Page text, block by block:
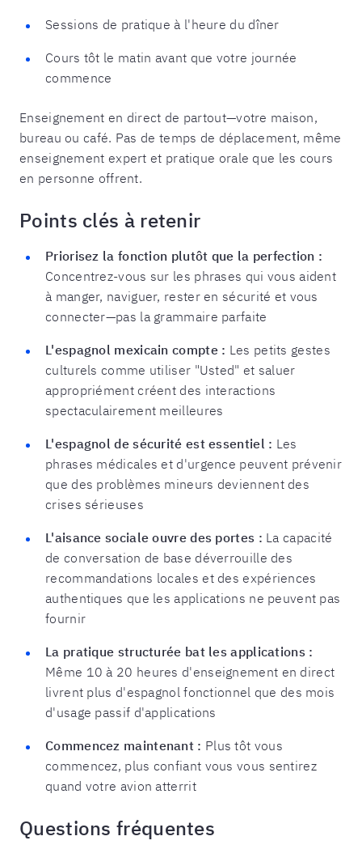
Sessions de pratique à l'heure du dîner
Cours tôt le matin avant que votre journée
commence
Enseignement en direct de partout—votre maison,
bureau ou café. Pas de temps de déplacement, même
enseignement expert et pratique orale que les cours
en personne offrent.
Points clés à retenir
Priorisez la fonction plutôt que la perfection :
Concentrez-vous sur les phrases qui vous aident
à manger, naviguer, rester en sécurité et vous
connecter—pas la grammaire parfaite
L'espagnol mexicain compte : Les petits gestes
culturels comme utiliser "Usted" et saluer
appropriément créent des interactions
spectaculairement meilleures
L'espagnol de sécurité est essentiel : Les
phrases médicales et d'urgence peuvent prévenir
que des problèmes mineurs deviennent des
crises sérieuses
L'aisance sociale ouvre des portes : La capacité
de conversation de base déverrouille des
recommandations locales et des expériences
authentiques que les applications ne peuvent pas
fournir
La pratique structurée bat les applications :
Même 10 à 20 heures d'enseignement en direct
livrent plus d'espagnol fonctionnel que des mois
d'usage passif d'applications
Commencez maintenant : Plus tôt vous
commencez, plus confiant vous vous sentirez
quand votre avion atterrit
Questions fréquentes